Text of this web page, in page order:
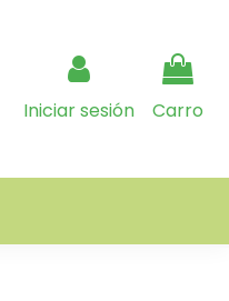
Iniciar sesión Carro